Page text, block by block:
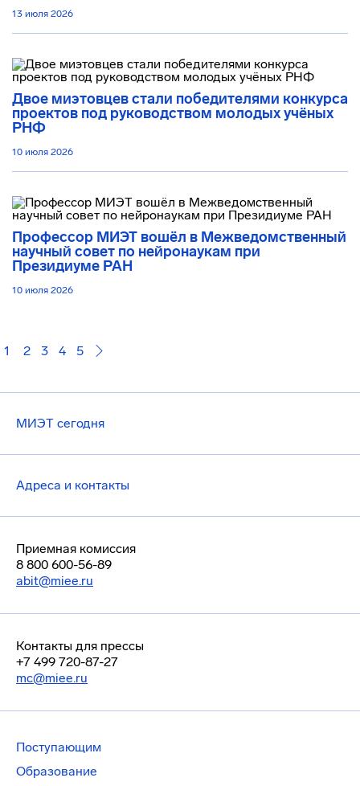
13 июля 2026
Двое миэтовцев стали победителями конкурса
проектов под руководством молодых учёных
РНФ
10 июля 2026
Профессор МИЭТ вошёл в Межведомственный
научный совет по нейронаукам при
Президиуме РАН
10 июля 2026
1 2 3 4 5
МИЭТ сегодня
Адреса и контакты
Приемная комиссия
8 800 600-56-89
abit@miee.ru
Контакты для прессы
+7 499 720-87-27
mc@miee.ru
Поступающим
Образование